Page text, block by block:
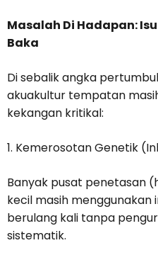
Masalah Di Hadapan:
Baka
Di sebalik angka
akuakultur tempatan
kekangan kritikal:
1. Kemerosotan Genetik
Banyak pusat penetasan
kecil masih menggunakan
berulang kali tanpa
sistematik.